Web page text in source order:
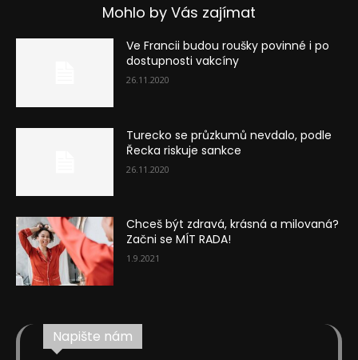
Mohlo by Vás zajímat
Ve Francii budou roušky povinné i po
dostupnosti vakcíny
26.11.2020
Turecko se průzkumů nevdalo, podle
Řecka riskuje sankce
26.11.2020
Chceš být zdravá, krásná a milovaná?
Začni se MÍT RADA!
1.9.2021
Napište nám